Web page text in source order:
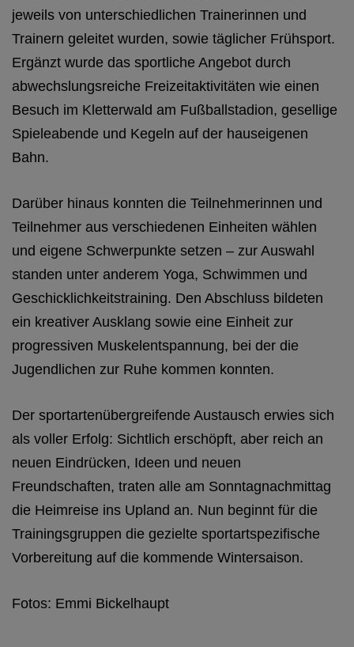
jeweils von unterschiedlichen Trainerinnen und
Trainern geleitet wurden, sowie täglicher Frühsport.
Ergänzt wurde das sportliche Angebot durch
abwechslungsreiche Freizeitaktivitäten wie einen
Besuch im Kletterwald am Fußballstadion, gesellige
Spieleabende und Kegeln auf der hauseigenen
Bahn.
Darüber hinaus konnten die Teilnehmerinnen und
Teilnehmer aus verschiedenen Einheiten wählen
und eigene Schwerpunkte setzen – zur Auswahl
standen unter anderem Yoga, Schwimmen und
Geschicklichkeitstraining. Den Abschluss bildeten
ein kreativer Ausklang sowie eine Einheit zur
progressiven Muskelentspannung, bei der die
Jugendlichen zur Ruhe kommen konnten.
Der sportartenübergreifende Austausch erwies sich
als voller Erfolg: Sichtlich erschöpft, aber reich an
neuen Eindrücken, Ideen und neuen
Freundschaften, traten alle am Sonntagnachmittag
die Heimreise ins Upland an. Nun beginnt für die
Trainingsgruppen die gezielte sportartspezifische
Vorbereitung auf die kommende Wintersaison.
Fotos: Emmi Bickelhaupt